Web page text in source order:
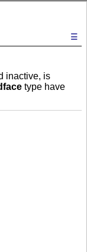
☰
inactive, is
type have